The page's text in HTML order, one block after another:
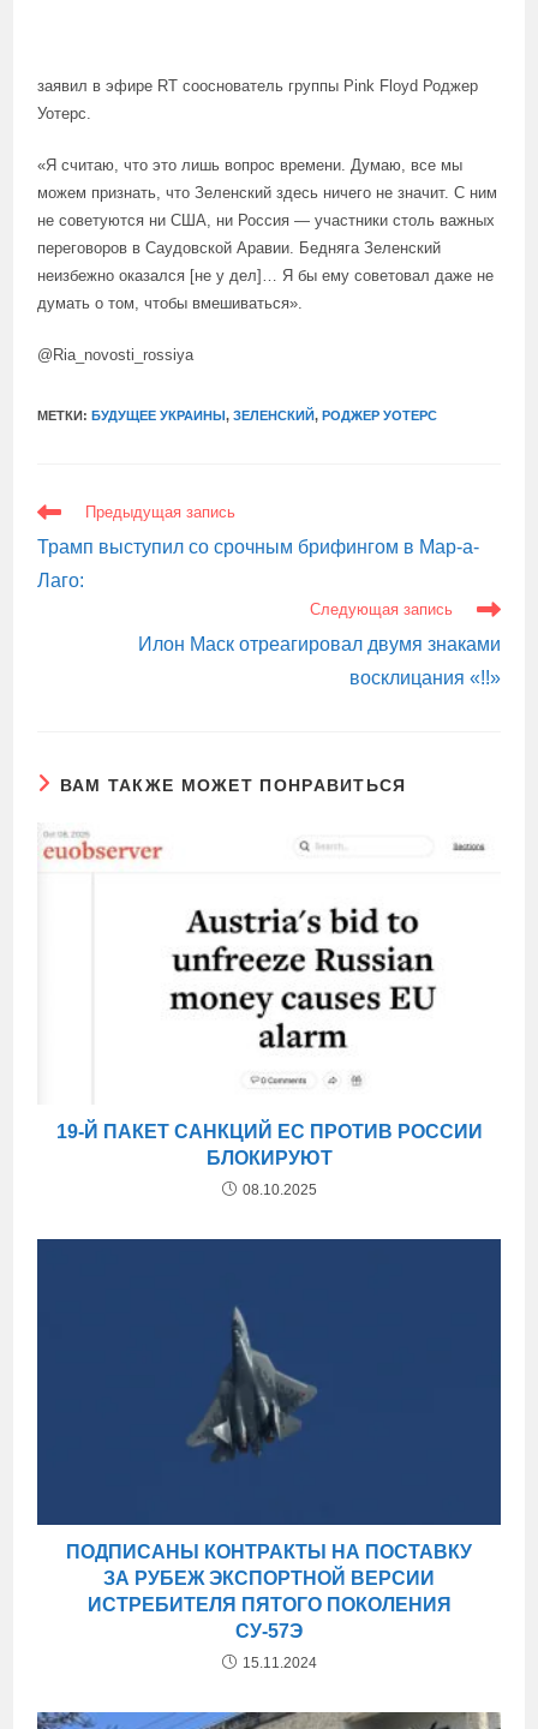
заявил в эфире RT сооснователь группы Pink Floyd Роджер
Уотерс.
«Я считаю, что это лишь вопрос времени. Думаю, все мы
можем признать, что Зеленский здесь ничего не значит. С ним
не советуются ни США, ни Россия — участники столь важных
переговоров в Саудовской Аравии. Бедняга Зеленский
неизбежно оказался [не у дел]… Я бы ему советовал даже не
думать о том, чтобы вмешиваться».
@Ria_novosti_rossiya
МЕТКИ:БУДУЩЕЕ УКРАИНЫ, ЗЕЛЕНСКИЙ, РОДЖЕР УОТЕРС
ЕЩЕ
СТАТЬИ
Предыдущая запись
Трамп выступил со срочным брифингом в Мар-а-
Лаго:
Следующая запись
Илон Маск отреагировал двумя знаками
восклицания «!!»
ВАМ ТАКЖЕ МОЖЕТ ПОНРАВИТЬСЯ
19-Й ПАКЕТ САНКЦИЙ ЕС ПРОТИВ РОССИИ
БЛОКИРУЮТ
08.10.2025
ПОДПИСАНЫ КОНТРАКТЫ НА ПОСТАВКУ
ЗА РУБЕЖ ЭКСПОРТНОЙ ВЕРСИИ
ИСТРЕБИТЕЛЯ ПЯТОГО ПОКОЛЕНИЯ
СУ-57Э
15.11.2024